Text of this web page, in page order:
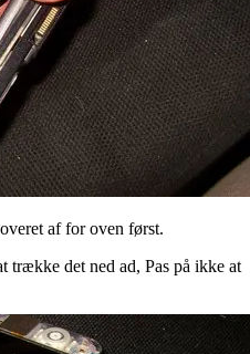
af for oven først.
trække det ned ad, Pas på ikke at